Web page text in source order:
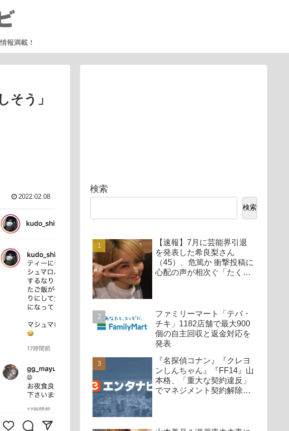
報満載！
そう」
2022.02.08
検索
検索
【速報】7月に芸能界引退
を発表した希良梨さん
（45）、危篤か 衝撃投稿に
心配の声が相次ぐ「たくさ
ファミリーマート「テバ・
チキ」1182店舗で最大900
個の自主回収と返金対応を
発表
『名探偵コナン』『クレヨ
ンしんちゃん』『FF14』山
本格、「重大な契約違反」
でマネジメント契約解除、